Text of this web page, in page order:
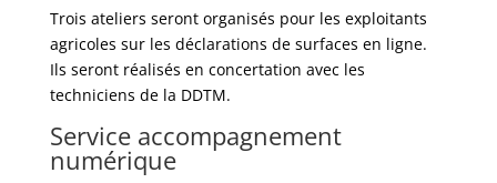
Trois ateliers seront organisés pour les exploitants
agricoles sur les déclarations de surfaces en ligne.
Ils seront réalisés en concertation avec les
techniciens de la DDTM.
Service accompagnement
numérique